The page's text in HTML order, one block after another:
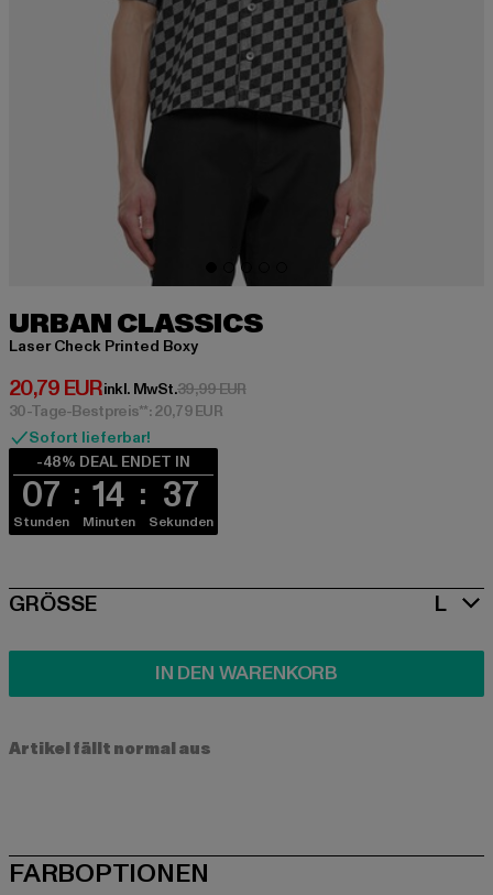
URBAN CLASSICS
Laser Check Printed Boxy
20,79 EUR
Derzeitiger Preis: 20,79 EUR
inkl. MwSt.39,99 EURAktionspreis: 39,99 EUR
30-Tage-Bestpreis**: 20,79 EUR
Sofort lieferbar!
-48% DEAL ENDET IN
07
Stunden
14
Minuten
37
Sekunden
SIZE
GRÖSSE L
IN DEN WARENKORB
Artikel fällt normal aus
FARBOPTIONEN